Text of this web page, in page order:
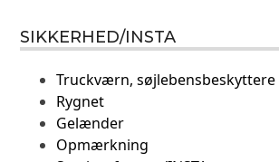
SIKKERHED/INSTA
Truckværn, søjlebensbeskyttere
Rygnet
Gelænder
Opmærkning